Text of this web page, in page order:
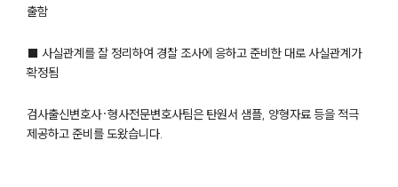
출함
■ 사실관계를 잘 정리하여 경찰 조사에 응하고 준비한 대로 사실관계가
확정됨
검사출신변호사·형사전문변호사팀은 탄원서 샘플, 양형자료 등을 적극
제공하고 준비를 도왔습니다.